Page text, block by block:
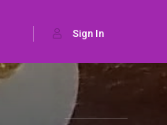
Sign In